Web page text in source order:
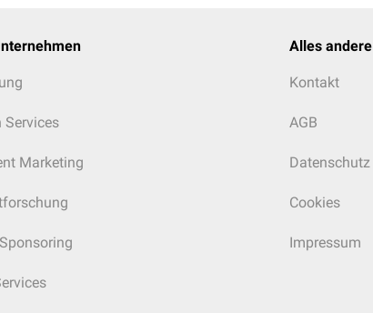
Services
Marketing
Alles andere
Kontakt
AGB
Datenschutz
Cookies
Impressum